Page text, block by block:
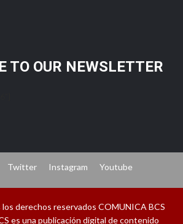
TO OUR NEWSLETTER
Twitter Instagram Youtube
derechos reservados COMUNICA BCS
es una publicación digital de contenido